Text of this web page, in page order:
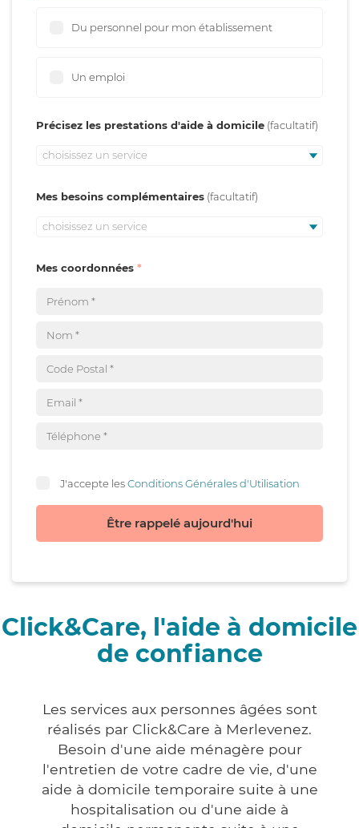
Du personnel pour mon établissement
Un emploi
Précisez les prestations d'aide à domicile
choisissez un service
Mes besoins complémentaires
choisissez un service
Mes coordonnées
J'accepte lesConditions Générales d'Utilisation
Être rappelé aujourd'hui
Click&Care, l'aide à domicile
de confiance
Les services aux personnes âgées sont
réalisés par Click&Care à Merlevenez.
Besoin d'une aide ménagère pour
l'entretien de votre cadre de vie, d'une
aide à domicile temporaire suite à une
hospitalisation ou d'une aide à